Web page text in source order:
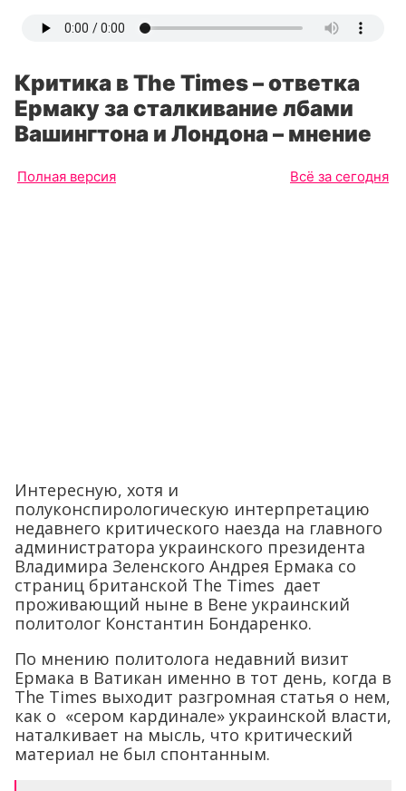
Критика в The Times – ответка
Ермаку за сталкивание лбами
Вашингтона и Лондона – мнение
Полная версия Всё за сегодня
Интересную, хотя и
полуконспирологическую интерпретацию
недавнего критического наезда на главного
администратора украинского президента
Владимира Зеленского Андрея Ермака со
страниц британской The Times дает
проживающий ныне в Вене украинский
политолог Константин Бондаренко.
По мнению политолога недавний визит
Ермака в Ватикан именно в тот день, когда в
The Times выходит разгромная статья о нем,
как о «сером кардинале» украинской власти,
наталкивает на мысль, что критический
материал не был спонтанным.